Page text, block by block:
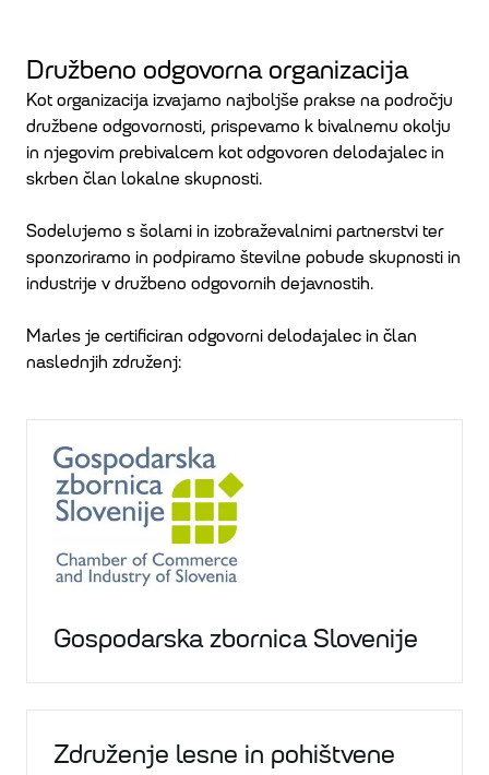
Družbeno odgovorna organizacija
Kot organizacija izvajamo najboljše prakse na področju
družbene odgovornosti, prispevamo k bivalnemu okolju
in njegovim prebivalcem kot odgovoren delodajalec in
skrben član lokalne skupnosti.
Sodelujemo s šolami in izobraževalnimi partnerstvi ter
sponzoriramo in podpiramo številne pobude skupnosti in
industrije v družbeno odgovornih dejavnostih.
Marles je certificiran odgovorni delodajalec in član
naslednjih združenj:
Gospodarska zbornica Slovenije
Združenje lesne in pohištvene